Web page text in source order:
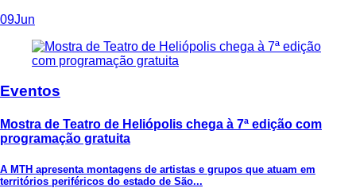
09Jun
Eventos
Mostra de Teatro de Heliópolis chega à 7ª edição com
programação gratuita
A MTH apresenta montagens de artistas e grupos que atuam em
territórios periféricos do estado de São...